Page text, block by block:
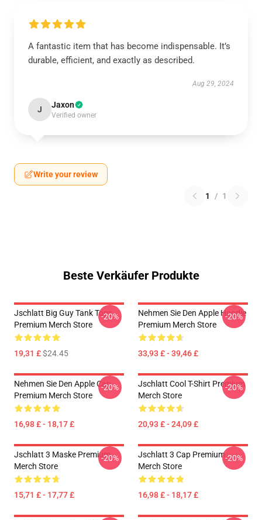
A fantastic item that has become indispensable. It’s
durable, efficient, and exactly as described.
Aug 29, 2024
J Jaxon
Verified owner
Write your review
1 / 1
Beste Verkäufer Produkte
Jschlatt Big Guy Tank Tops
Premium Merch Store
19,31 £$24.45
-20%
Nehmen Sie Den Apple Hoodie
Premium Merch Store
33,93 £ - 39,46 £
-20%
Nehmen Sie Den Apple Cap
Premium Merch Store
16,98 £ - 18,17 £
-20%
Jschlatt Cool T-Shirt Premium
Merch Store
20,93 £ - 24,09 £
-20%
Jschlatt 3 Maske Premium
Merch Store
15,71 £ - 17,77 £
-20%
Jschlatt 3 Cap Premium
Merch Store
16,98 £ - 18,17 £
-20%